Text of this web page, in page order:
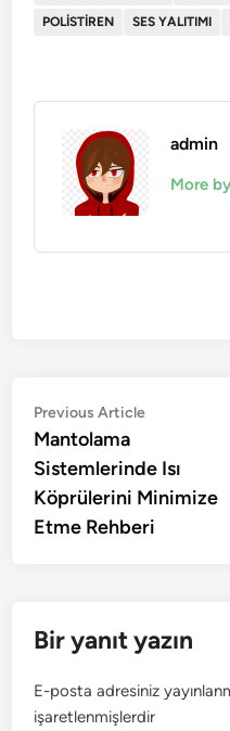
POLISTIREN
SES YALITIMI
admin
More
Yazı
gezinmesi
Previous ArticlePrevious
Mantolama
Sistemlerinde Isı
Köprülerini Minimize
Etme Rehberi
Bir yanıt yazın
E-posta adresiniz
işaretlenmişlerdir